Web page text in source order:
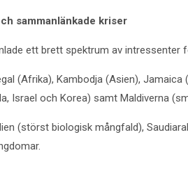
sammanlänkade kriser
ett brett spektrum av intressenter
(Afrika), Kambodja (Asien), Jamaica
Israel och Korea) samt Maldiverna
(störst biologisk mångfald),